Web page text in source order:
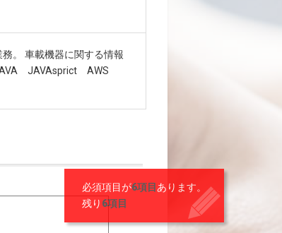
。 車載機器に関する情報
JAVA JAVAsprict AWS
必須項目が6項目 あります。
残り 6項目